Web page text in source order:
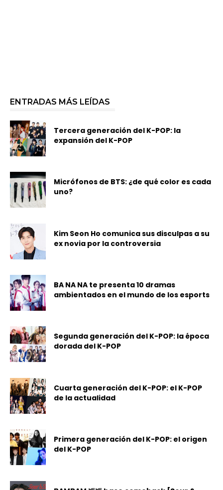
ENTRADAS MÁS LEÍDAS
Tercera generación del K-POP: la
expansión del K-POP
Micrófonos de BTS: ¿de qué color es cada
uno?
Kim Seon Ho comunica sus disculpas a su
ex novia por la controversia
BA NA NA te presenta 10 dramas
ambientados en el mundo de los esports
Segunda generación del K-POP: la época
dorada del K-POP
Cuarta generación del K-POP: el K-POP
de la actualidad
Primera generación del K-POP: el origen
del K-POP